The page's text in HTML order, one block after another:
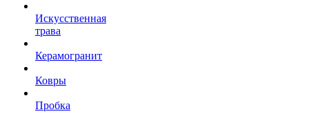
Искусственная
трава
Керамогранит
Ковры
Пробка